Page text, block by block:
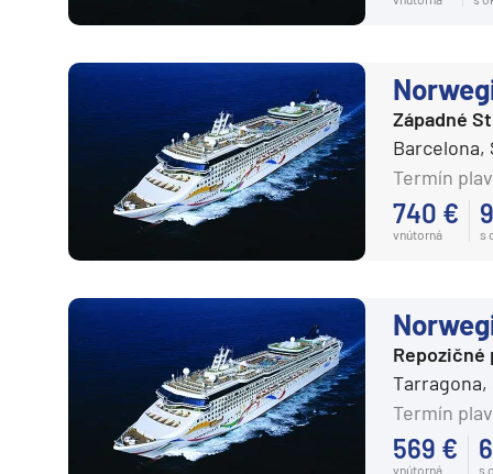
Expedičné plavby
Antarktída
Arktída
Expedičné plavby
Západné
Barcelona,
Termín
740 €
vnútorná s
Repozičné
Termín
569 €
vnútorná s